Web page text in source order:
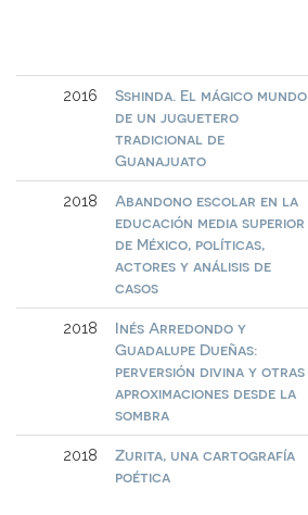
2016
Sshinda. El mágico mundo
de un juguetero
tradicional de
Guanajuato
2018
Abandono escolar en la
educación media superior
de México, políticas,
actores y análisis de
casos
2018
Inés Arredondo y
Guadalupe Dueñas:
perversión divina y otras
aproximaciones desde la
sombra
2018
Zurita, una cartografía
poética